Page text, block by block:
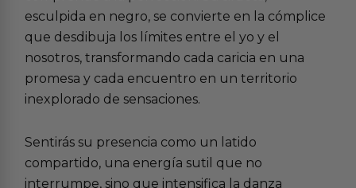
esculpida en negro, se convierte en la cómplice
que desdibuja los límites entre el yo y el
nosotros, transformando cada caricia en una
promesa y cada encuentro en un territorio
inexplorado de sensaciones.
Sentirás su presencia como un latido
compartido, una energía sutil que no
interrumpe, sino que intensifica la danza